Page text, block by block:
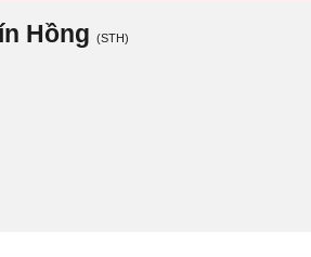
Hồng (STH)